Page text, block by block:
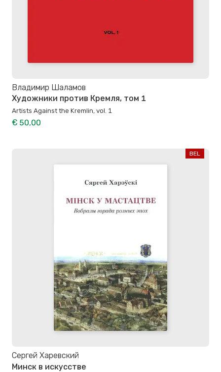
Владимир Шаламов
Художники против Кремля, том 1
Artists Against the Kremlin, vol. 1
€ 50,00
BEL
Сергей Харевский
Минск в искусстве